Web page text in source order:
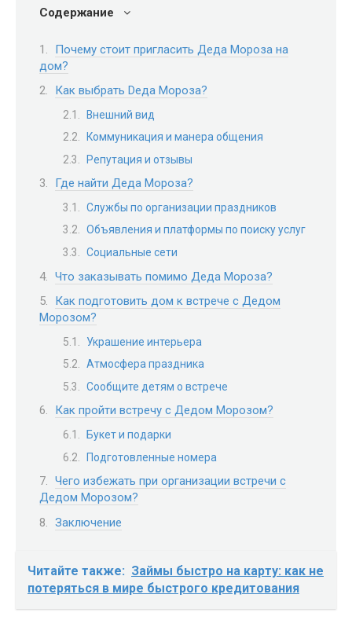
Содержание
Почему стоит пригласить Деда Мороза на
дом?
Как выбрать Dеда Мороза?
Внешний вид
Коммуникация и манера общения
Репутация и отзывы
Где найти Деда Мороза?
Службы по организации праздников
Объявления и платформы по поиску услуг
Социальные сети
Что заказывать помимо Деда Мороза?
Как подготовить дом к встрече с Дедом
Морозом?
Украшение интерьера
Атмосфера праздника
Сообщите детям о встрече
Как пройти встречу с Дедом Морозом?
Букет и подарки
Подготовленные номера
Чего избежать при организации встречи с
Дедом Морозом?
Заключение
Читайте также: Займы быстро на карту: как не
потеряться в мире быстрого кредитования